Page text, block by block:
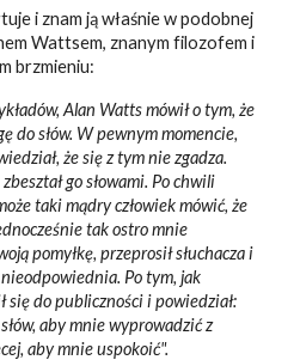
i znam ją właśnie w podobnej
Wattsem, znanym filozofem i
brzmieniu:
Alan Watts mówił o tym, że
do słów. W pewnym momencie,
że się z tym nie zgadza.
go słowami. Po chwili
taki mądry człowiek mówić, że
tak ostro mnie
pomyłkę, przeprosił słuchacza i
nieodpowiednia. Po tym, jak
się do publiczności i powiedział:
aby mnie wyprowadzić z
aby mnie uspokoić".